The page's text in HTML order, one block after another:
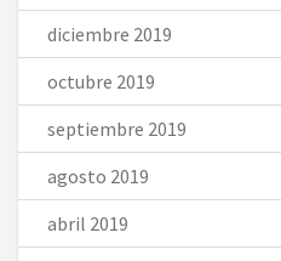
diciembre 2019
octubre 2019
septiembre 2019
agosto 2019
abril 2019